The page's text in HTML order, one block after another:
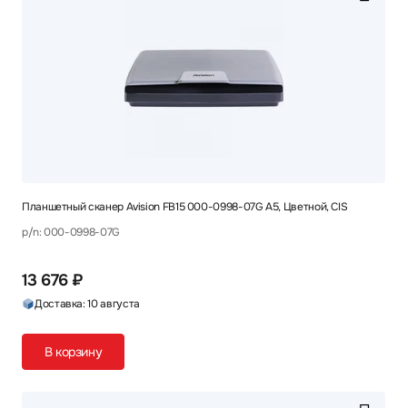
Планшетный сканер Avision FB15 000-0998-07G A5, Цветной, CIS
p/n: 000-0998-07G
13 676 ₽
Доставка: 10 августа
В корзину